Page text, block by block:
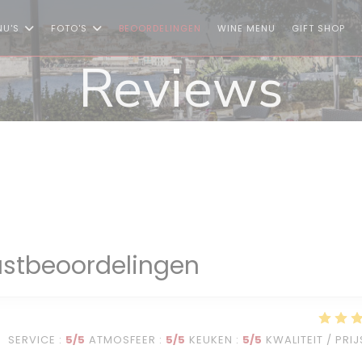
FOTO'S BEOORDELINGEN WINE MENU ((OPENT IN EEN
GIFT SHOP
Reviews
SERVICE : 5/5 ATMOSFEER : 5/5 KEUKEN : 5/5 KWALITEIT /